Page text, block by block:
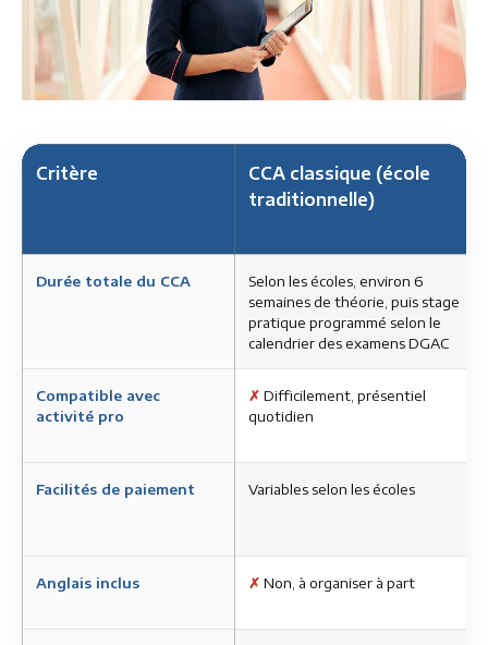
Critère
CCA classique (école
traditionnelle)
Durée totale du CCA
Selon les écoles, environ 6
semaines de théorie, puis stage
pratique programmé selon le
calendrier des examens DGAC
Compatible avec
activité pro
✗ Difficilement, présentiel
quotidien
Facilités de paiement Variables selon les écoles
Anglais inclus ✗ Non, à organiser à part